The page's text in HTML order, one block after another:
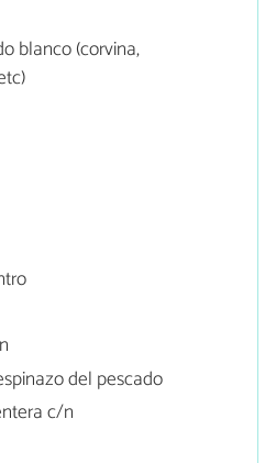
blanco (corvina,
del pescado
c/n